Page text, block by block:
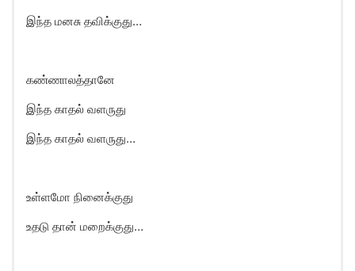
இந்த மனசு தவிக்குது…
கண்ணாலத்தானே
இந்த காதல் வளருது
இந்த காதல் வளருது…
உள்ளமோ நினைக்குது
உதடு தான் மறைக்குது…